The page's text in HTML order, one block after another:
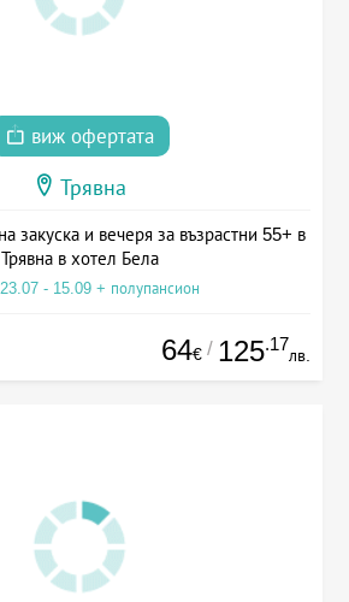
виж офертата
Трявна
закуска и вечеря за възрастни 55+ в
Трявна в хотел Бела
- 15.09 + полупансион
64€ / 125.17
лв.